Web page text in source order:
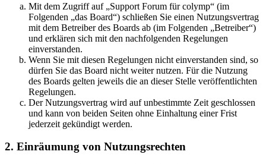
Mit dem Zugriff auf „Support Forum für colymp“ (im
Folgenden „das Board“) schließen Sie einen Nutzungsvertrag
mit dem Betreiber des Boards ab (im Folgenden „Betreiber“)
und erklären sich mit den nachfolgenden Regelungen
einverstanden.
Wenn Sie mit diesen Regelungen nicht einverstanden sind, so
dürfen Sie das Board nicht weiter nutzen. Für die Nutzung
des Boards gelten jeweils die an dieser Stelle veröffentlichten
Regelungen.
Der Nutzungsvertrag wird auf unbestimmte Zeit geschlossen
und kann von beiden Seiten ohne Einhaltung einer Frist
jederzeit gekündigt werden.
2. Einräumung von Nutzungsrechten